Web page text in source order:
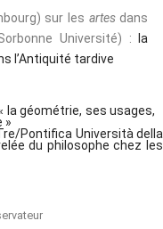
sur les artes dans
Université) :
la
l’Antiquité tardive
la géométrie, ses usages,
»
Pontifica Università della
du philosophe chez les